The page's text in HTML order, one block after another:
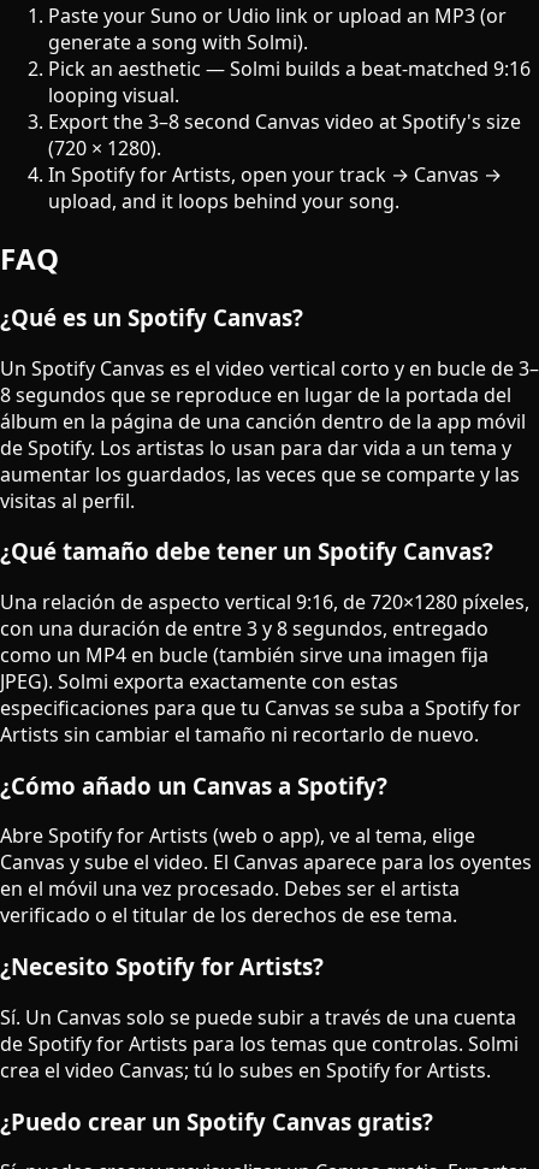
Paste yourSuno or Udio linkor upload an MP3 (or
generate a song with Solmi).
Pick an aesthetic — Solmi builds a beat-matched 9:16
looping visual.
Export the 3–8 second Canvas video at Spotify's size
(720 × 1280).
In Spotify for Artists, open your track → Canvas →
upload, and it loops behind your song.
FAQ
¿Qué es un Spotify Canvas?
Un Spotify Canvas es el video vertical corto y en bucle de 3–
8 segundos que se reproduce en lugar de la portada del
álbum en la página de una canción dentro de la app móvil
de Spotify. Los artistas lo usan para dar vida a un tema y
aumentar los guardados, las veces que se comparte y las
visitas al perfil.
¿Qué tamaño debe tener un Spotify Canvas?
Una relación de aspecto vertical 9:16, de 720×1280 píxeles,
con una duración de entre 3 y 8 segundos, entregado
como un MP4 en bucle (también sirve una imagen fija
JPEG). Solmi exporta exactamente con estas
especificaciones para que tu Canvas se suba a Spotify for
Artists sin cambiar el tamaño ni recortarlo de nuevo.
¿Cómo añado un Canvas a Spotify?
Abre Spotify for Artists (web o app), ve al tema, elige
Canvas y sube el video. El Canvas aparece para los oyentes
en el móvil una vez procesado. Debes ser el artista
verificado o el titular de los derechos de ese tema.
¿Necesito Spotify for Artists?
Sí. Un Canvas solo se puede subir a través de una cuenta
de Spotify for Artists para los temas que controlas. Solmi
crea el video Canvas; tú lo subes en Spotify for Artists.
¿Puedo crear un Spotify Canvas gratis?